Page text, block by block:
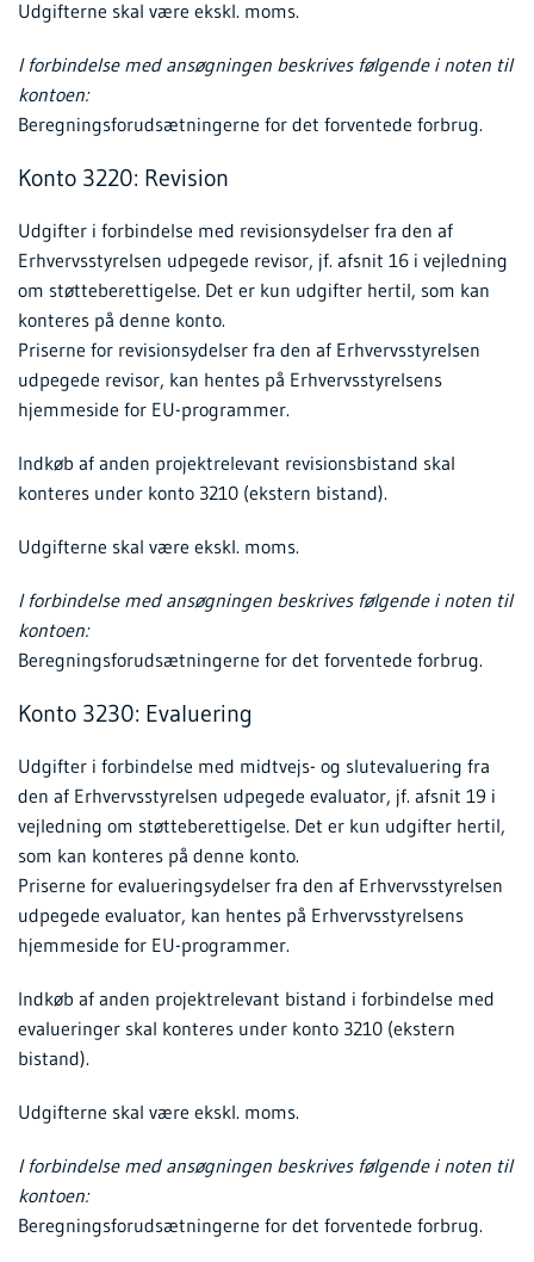
Udgifterne skal være ekskl. moms.
I forbindelse med ansøgningen beskrives følgende i noten til
kontoen:
Beregningsforudsætningerne for det forventede forbrug.
Konto 3220: Revision
Udgifter i forbindelse med revisionsydelser fra den af
Erhvervsstyrelsen udpegede revisor, jf. afsnit 16 i vejledning
om støtteberettigelse. Det er kun udgifter hertil, som kan
konteres på denne konto.
Priserne for revisionsydelser fra den af Erhvervsstyrelsen
udpegede revisor, kan hentes på Erhvervsstyrelsens
hjemmeside for EU-programmer.
Indkøb af anden projektrelevant revisionsbistand skal
konteres under konto 3210 (ekstern bistand).
Udgifterne skal være ekskl. moms.
I forbindelse med ansøgningen beskrives følgende i noten til
kontoen:
Beregningsforudsætningerne for det forventede forbrug.
Konto 3230: Evaluering
Udgifter i forbindelse med midtvejs- og slutevaluering fra
den af Erhvervsstyrelsen udpegede evaluator, jf. afsnit 19 i
vejledning om støtteberettigelse. Det er kun udgifter hertil,
som kan konteres på denne konto.
Priserne for evalueringsydelser fra den af Erhvervsstyrelsen
udpegede evaluator, kan hentes på Erhvervsstyrelsens
hjemmeside for EU-programmer.
Indkøb af anden projektrelevant bistand i forbindelse med
evalueringer skal konteres under konto 3210 (ekstern
bistand).
Udgifterne skal være ekskl. moms.
I forbindelse med ansøgningen beskrives følgende i noten til
kontoen:
Beregningsforudsætningerne for det forventede forbrug.